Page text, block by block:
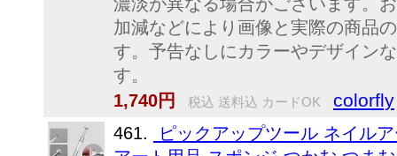
加減などにより画像と実際の商品
す。予告なしにカラーやデザイン
す。
1,740円
税込 送料込 カードOK colorfly
461.
ピックアップツール ネイル